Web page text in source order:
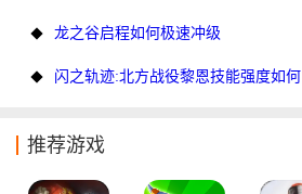
龙之谷启程如何极速冲级
闪之轨迹:北方战役黎恩技能强度如何
推荐游戏